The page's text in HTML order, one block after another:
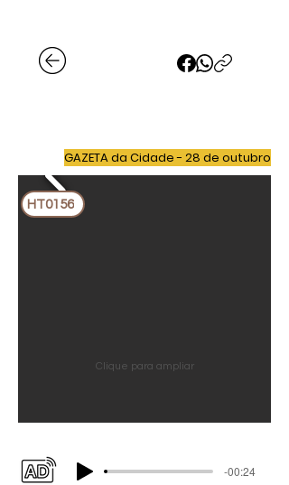
GAZETA da Cidade - 28 de outubro
HT0156
Clique para ampliar
-00:24